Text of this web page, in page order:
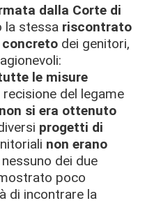
dalla Corte di
la stessa riscontrato
dei genitori,
le misure
del legame
non si era ottenuto
progetti di
non erano
dei due
poco
di incontrare la